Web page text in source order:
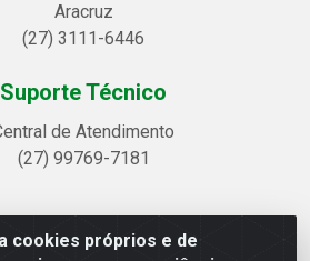
cookies próprios e de
Aracruz
(27) 3111-6446
Suporte Técnico
de Atendimento
(27) 99769-7181
LTDA - Avenida Alegre, 2521 -